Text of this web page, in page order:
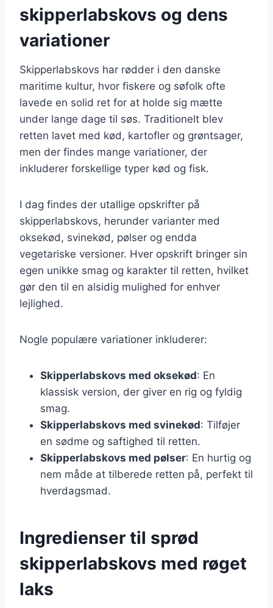
skipperlabskovs og dens
variationer
Skipperlabskovs har rødder i den danske
maritime kultur, hvor fiskere og søfolk ofte
lavede en solid ret for at holde sig mætte
under lange dage til søs. Traditionelt blev
retten lavet med kød, kartofler og grøntsager,
men der findes mange variationer, der
inkluderer forskellige typer kød og fisk.
I dag findes der utallige opskrifter på
skipperlabskovs, herunder varianter med
oksekød, svinekød, pølser og endda
vegetariske versioner. Hver opskrift bringer sin
egen unikke smag og karakter til retten, hvilket
gør den til en alsidig mulighed for enhver
lejlighed.
Nogle populære variationer inkluderer:
Skipperlabskovs med oksekød: En
klassisk version, der giver en rig og fyldig
smag.
Skipperlabskovs med svinekød: Tilføjer
en sødme og saftighed til retten.
Skipperlabskovs med pølser: En hurtig og
nem måde at tilberede retten på, perfekt til
hverdagsmad.
Ingredienser til sprød
skipperlabskovs med røget
laks